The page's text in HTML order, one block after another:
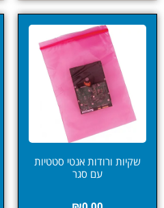
שקיות ורודות אנטי סטטיות
עם סגר